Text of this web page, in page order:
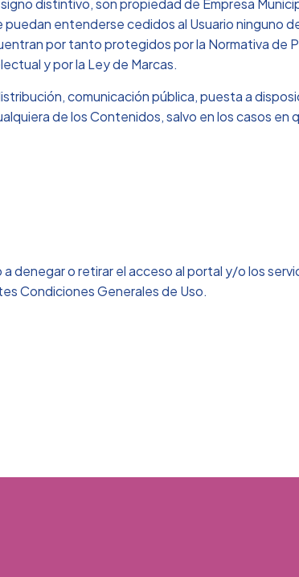
distintivo, son propiedad de Empresa
entenderse cedidos al Usuario ninguno
por tanto protegidos por la Normativa de
y por la Ley de Marcas.
comunicación pública, puesta a
de los Contenidos, salvo en los casos
denegar o retirar el acceso al portal y/o los
Condiciones Generales de Uso.